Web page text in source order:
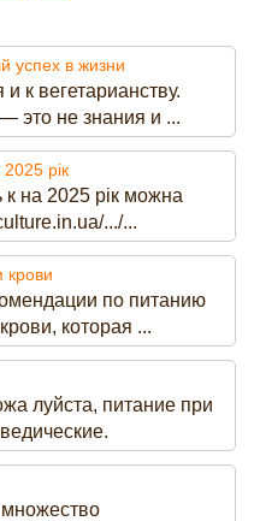
успех в жизни
к вегетарианству.
это не знания и ...
рік
к на 2025 рік можна
.../...
крови
по питанию
которая ...
луйста, питание при
множество